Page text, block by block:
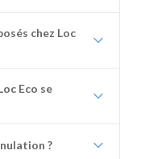
chez Loc
Eco se
?